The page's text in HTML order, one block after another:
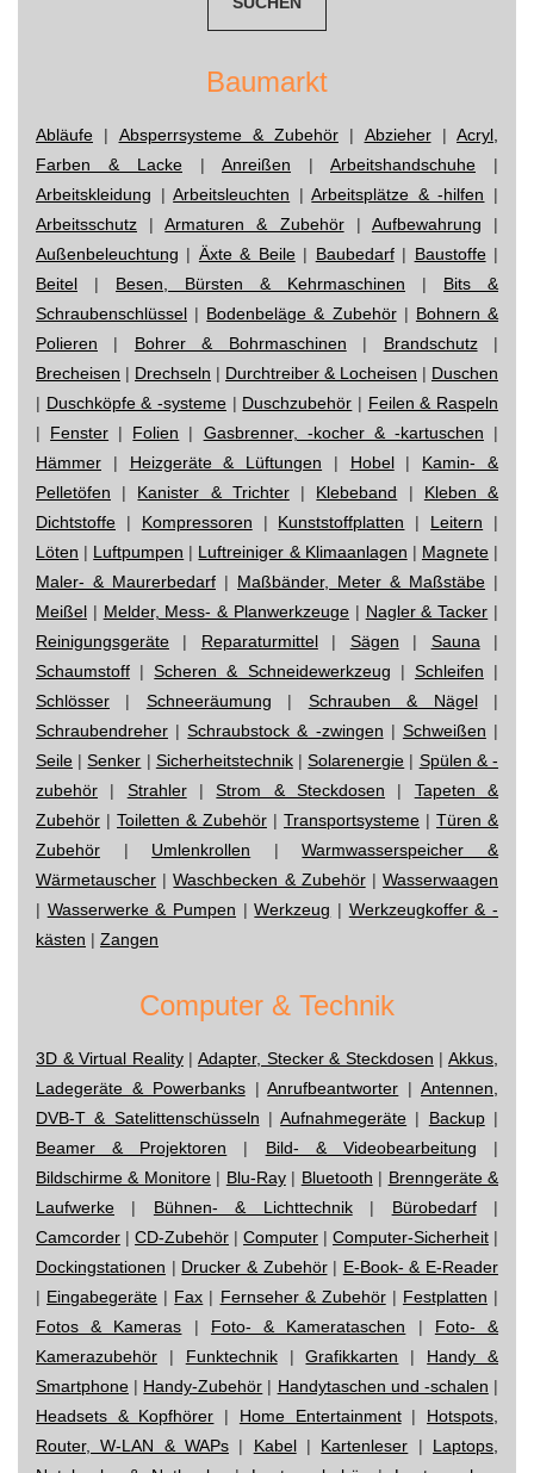
Baumarkt
Abläufe | Absperrsysteme & Zubehör | Abzieher| Acryl,
Farben & Lacke | Anreißen | Arbeitshandschuhe |
Arbeitskleidung |Arbeitsleuchten |Arbeitsplätze & -hilfen |
Arbeitsschutz |Armaturen & Zubehör| Aufbewahrung |
Außenbeleuchtung | Äxte & Beile| Baubedarf| Baustoffe|
Beitel | Besen, Bürsten & Kehrmaschinen | Bits &
Schraubenschlüssel | Bodenbeläge & Zubehör| Bohnern &
Polieren | Bohrer & Bohrmaschinen | Brandschutz|
Brecheisen | Drechseln | Durchtreiber & Locheisen | Duschen
| Duschköpfe & -systeme | Duschzubehör | Feilen & Raspeln
| Fenster | Folien | Gasbrenner, -kocher & -kartuschen |
Hämmer | Heizgeräte & Lüftungen | Hobel| Kamin- &
Pelletöfen | Kanister & Trichter| Klebeband | Kleben &
Dichtstoffe | Kompressoren | Kunststoffplatten | Leitern |
Löten | Luftpumpen | Luftreiniger & Klimaanlagen | Magnete|
Maler- & Maurerbedarf | Maßbänder, Meter & Maßstäbe |
Meißel | Melder, Mess- & Planwerkzeuge | Nagler & Tacker |
Reinigungsgeräte | Reparaturmittel| Sägen | Sauna |
Schaumstoff |Scheren & Schneidewerkzeug | Schleifen |
Schlösser | Schneeräumung | Schrauben & Nägel|
Schraubendreher |Schraubstock & -zwingen | Schweißen |
Seile |Senker | Sicherheitstechnik|Solarenergie | Spülen & -
zubehör | Strahler|Strom & Steckdosen | Tapeten &
Zubehör | Toiletten & Zubehör | Transportsysteme | Türen &
Zubehör | Umlenkrollen |Warmwasserspeicher &
Wärmetauscher |Waschbecken & Zubehör|Wasserwaagen
| Wasserwerke & Pumpen |Werkzeug | Werkzeugkoffer & -
kästen | Zangen
Computer & Technik
3D & Virtual Reality|Adapter, Stecker & Steckdosen |Akkus,
Ladegeräte & Powerbanks|Anrufbeantworter |Antennen,
DVB-T & Satelittenschüsseln |Aufnahmegeräte | Backup|
Beamer & Projektoren | Bild- & Videobearbeitung |
Bildschirme & Monitore| Blu-Ray| Bluetooth | Brenngeräte &
Laufwerke | Bühnen- & Lichttechnik| Bürobedarf|
Camcorder | CD-Zubehör | Computer | Computer-Sicherheit |
Dockingstationen | Drucker & Zubehör| E-Book- & E-Reader
| Eingabegeräte | Fax | Fernseher & Zubehör| Festplatten |
Fotos & Kameras | Foto- & Kamerataschen | Foto- &
Kamerazubehör | Funktechnik|Grafikkarten | Handy &
Smartphone | Handy-Zubehör | Handytaschen und -schalen |
Headsets & Kopfhörer | Home Entertainment| Hotspots,
Router, W-LAN & WAPs | Kabel| Kartenleser | Laptops,